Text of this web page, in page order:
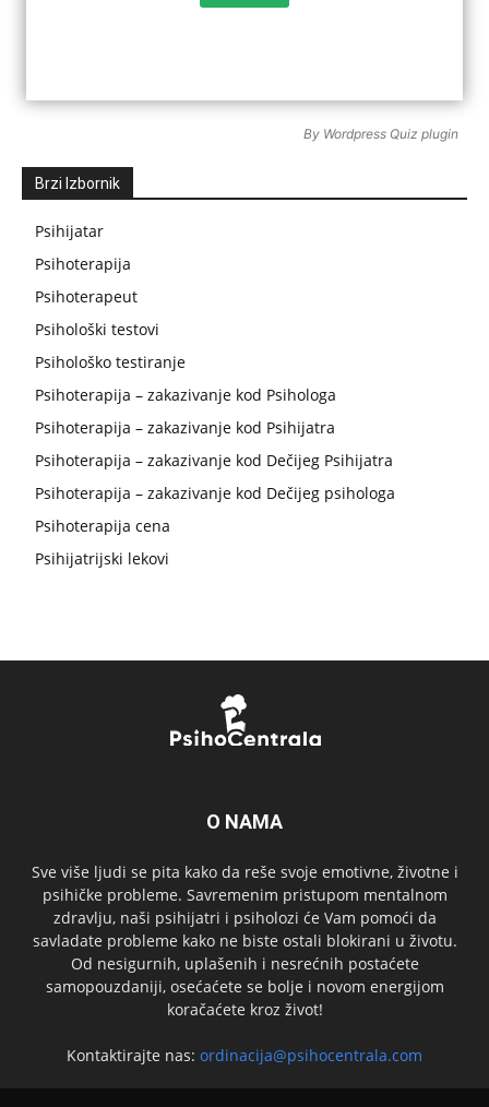
By Wordpress Quiz plugin
Brzi Izbornik
Psihijatar
Psihoterapija
Psihoterapeut
Psihološki testovi
Psihološko testiranje
Psihoterapija – zakazivanje kod Psihologa
Psihoterapija – zakazivanje kod Psihijatra
Psihoterapija – zakazivanje kod Dečijeg Psihijatra
Psihoterapija – zakazivanje kod Dečijeg psihologa
Psihoterapija cena
Psihijatrijski lekovi
O NAMA
Sve više ljudi se pita kako da reše svoje emotivne, životne i
psihičke probleme. Savremenim pristupom mentalnom
zdravlju, naši psihijatri i psiholozi će Vam pomoći da
savladate probleme kako ne biste ostali blokirani u životu.
Od nesigurnih, uplašenih i nesrećnih postaćete
samopouzdaniji, osećaćete se bolje i novom energijom
koračaćete kroz život!
Kontaktirajte nas: ordinacija@psihocentrala.com